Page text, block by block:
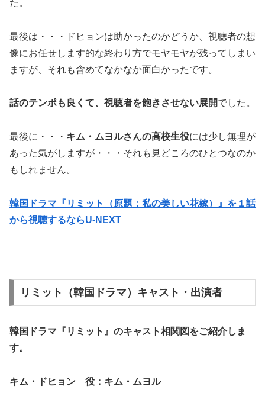
た。
最後は・・・ドヒョンは助かったのかどうか、視聴者の想
像にお任せします的な終わり方でモヤモヤが残ってしまい
ますが、それも含めてなかなか面白かったです。
話のテンポも良くて、視聴者を飽きさせない展開でした。
最後に・・・ キム・ムヨルさんの高校生役には少し無理が
あった気がしますが・・・それも見どころのひとつなのか
もしれません。
韓国ドラマ『リミット（原題：私の美しい花嫁）』を１話
から視聴するならU-NEXT
リミット（韓国ドラマ）キャスト・出演者
韓国ドラマ『リミット』のキャスト相関図 をご紹介しま
す。
キム・ドヒョン 役：キム・ムヨル